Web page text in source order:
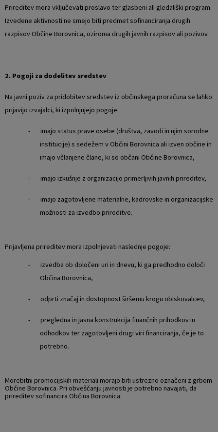
Prireditev mora vključevati proslavo ter glasbeni ali gledališki program.
Izvedene aktivnosti ne smejo biti predmet sofinanciranja drugih
razpisov Občine Borovnica, oziroma drugih javnih razpisov ali pozivov.
2. Pogoji za dodelitev sredstev
Na javni poziv za pridobitev sredstev iz občinskega proračuna se lahko
prijavijo izvajalci, ki izpolnjujejo pogoje:
- imajo status prave osebe (društva, zavodi in njim sorodne
institucije) s sedežem v Občini Borovnica ali izven občine in
imajo včlanjene člane, ki so občani Občine Borovnica,
- imajo izkušnje z organizacijo primerljivih javnih prireditev,
- imajo zagotovljene materialne, kadrovske in organizacijske
možnosti za izvedbo prireditve.
Prijavljena prireditev mora izpolnjevati naslednje pogoje:
- izvedba ob določeni uri in dnevu, ki ga predhodno določi
Občina Borovnica,
- odprti značaj in dostopnost širšemu krogu obiskovalcev,
- pregledna in jasna konstrukcija finančnih prihodkov in
odhodkov ter zagotovljeni drugi viri financiranja, če je to
potrebno.
Morebitni promocijskih materiali morajo biti ustrezno označeni z grbom
Občine Borovnica. Pri obveščanju javnosti je potrebno navajati, da
prireditev sofinancira Občina Borovnica.